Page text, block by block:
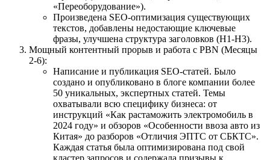
«Переоборудование»).
Произведена SEO-оптимизация существующих
текстов, добавлены недостающие ключевые
фразы, улучшена структура заголовков (H1-H3).
Мощный контентный прорыв и работа с PBN (Месяцы
2-6):
Написание и публикация SEO-статей. Было
создано и опубликовано в блоге компании более
50 уникальных, экспертных статей. Темы
охватывали всю специфику бизнеса: от
инструкций «Как растаможить электромобиль в
2024 году» и обзоров «Особенности ввоза авто из
Китая» до разборов «Отличия ЭПТС от СБКТС».
Каждая статья была оптимизирована под свой
кластер запросов и содержала призывы к